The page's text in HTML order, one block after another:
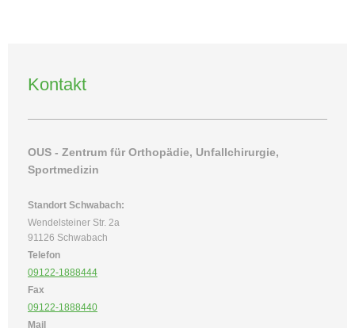
Kontakt
OUS - Zentrum für Orthopädie, Unfallchirurgie,
Sportmedizin
Standort Schwabach:
Wendelsteiner Str. 2a
91126 Schwabach
Telefon
09122-1888444
Fax
09122-1888440
Mail